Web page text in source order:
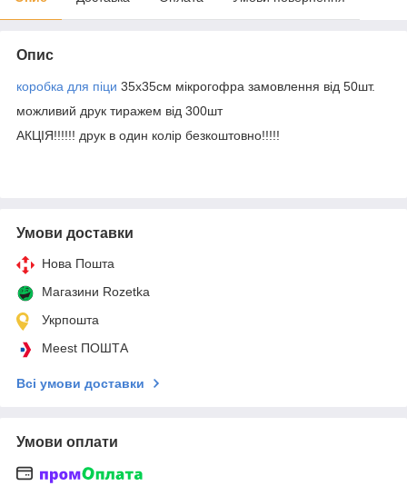
Опис
коробка для піци 35х35см мікрогофра замовлення від 50шт.
можливий друк тиражем від 300шт
АКЦІЯ!!!!!! друк в один колір безкоштовно!!!!!
Умови доставки
Нова Пошта
Магазини Rozetka
Укрпошта
Meest ПОШТА
Всі умови доставки
Умови оплати